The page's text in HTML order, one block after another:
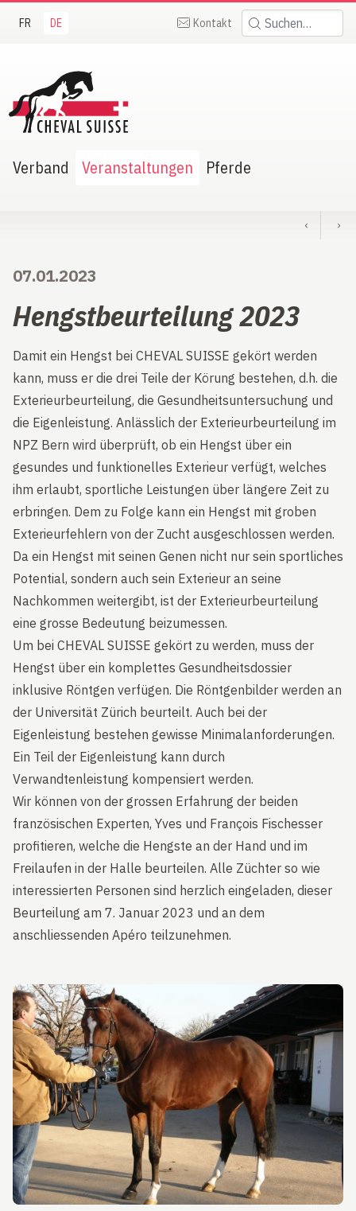
FR DE Kontakt Suchen:
Suisse
Verband Veranstaltungen Pferde
‹ ›
07.01.2023
Hengstbeurteilung 2023
Damit ein Hengst bei CHEVAL SUISSE gekört werden
kann, muss er die drei Teile der Körung bestehen, d.h. die
Exterieurbeurteilung, die Gesundheitsuntersuchung und
die Eigenleistung. Anlässlich der Exterieurbeurteilung im
NPZ Bern wird überprüft, ob ein Hengst über ein
gesundes und funktionelles Exterieur verfügt, welches
ihm erlaubt, sportliche Leistungen über längere Zeit zu
erbringen. Dem zu Folge kann ein Hengst mit groben
Exterieurfehlern von der Zucht ausgeschlossen werden.
Da ein Hengst mit seinen Genen nicht nur sein sportliches
Potential, sondern auch sein Exterieur an seine
Nachkommen weitergibt, ist der Exterieurbeurteilung
eine grosse Bedeutung beizumessen.
Um bei CHEVAL SUISSE gekört zu werden, muss der
Hengst über ein komplettes Gesundheitsdossier
inklusive Röntgen verfügen. Die Röntgenbilder werden an
der Universität Zürich beurteilt. Auch bei der
Eigenleistung bestehen gewisse Minimalanforderungen.
Ein Teil der Eigenleistung kann durch
Verwandtenleistung kompensiert werden.
Wir können von der grossen Erfahrung der beiden
französischen Experten, Yves und François Fischesser
profitieren, welche die Hengste an der Hand und im
Freilaufen in der Halle beurteilen. Alle Züchter so wie
interessierten Personen sind herzlich eingeladen, dieser
Beurteilung am 7. Januar 2023 und an dem
anschliessenden Apéro teilzunehmen.